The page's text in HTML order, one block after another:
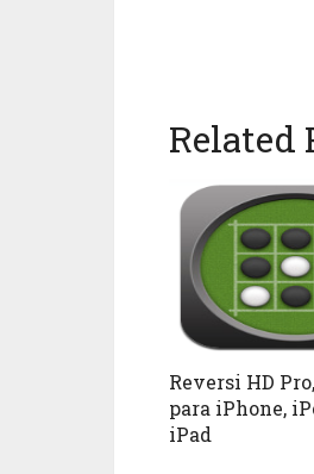
Related
Reversi HD
para iPhone,
iPad